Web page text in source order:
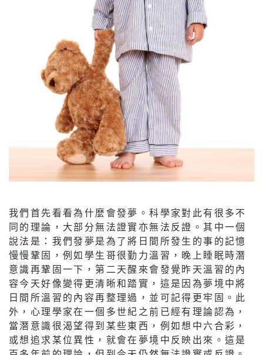
我們首先看看為什麼會發夢。科學家對此有很多不
同的理論，大部分無法證實亦無法反證。其中一個
說法是：我們發夢是為了將日間所發生的事的記憶
慢慢鞏固，例如學生哥很勤力溫習，晚上睡眠時潛
意識再鞏固一下，第二天醒來會發覺昨天溫習的內
容今天好像變得更清晰和踏實，這是因為夢境中將
日間所溫習的內容再整理過，並可記得更牢固。此
外，心理學家在一個多世紀之前已經有理論認為，
當潛意識很渴望得到某些東西，例如想中六合彩，
或想追求某位異性，就會在夢境中反映出來。這是